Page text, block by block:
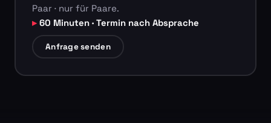
Paar · nur für Paare.
60 Minuten · Termin nach Absprache
Anfrage senden